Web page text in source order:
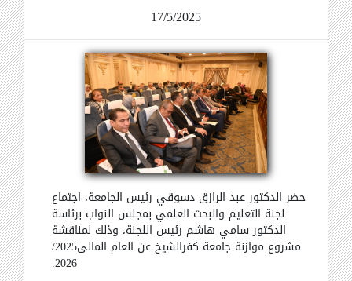
17/5/2025
حضر الدكتور عبد الرازق دسوقي رئيس الجامعة، اجتماع
لجنة التعليم والبحث العلمي بمجلس النواب برئاسة
الدكتور سامي هاشم رئيس اللجنة، وذلك لمناقشة
مشروع موازنة جامعة كفرالشيخ عن العام المالى2025/
2026
.